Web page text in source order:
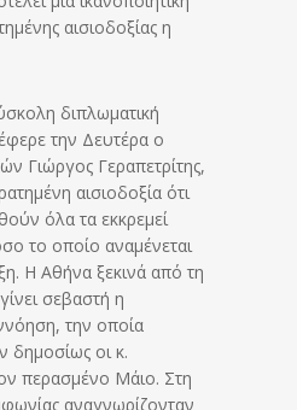
αισιοδοξίας η
διπλωματική
την Δευτέρα ο
Γιώργος Γεραπετρίτης,
αισιοδοξία ότι
όλα τα εκκρεμεί
το οποίο αναμένεται
Η Αθήνα ξεκινά από τη
σεβαστή η
την οποία
δημοσίως οι κ.
περασμένο Μάιο. Στη
αναγνωρίζονταν